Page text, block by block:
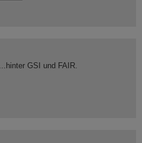
...hinter GSI und FAIR.